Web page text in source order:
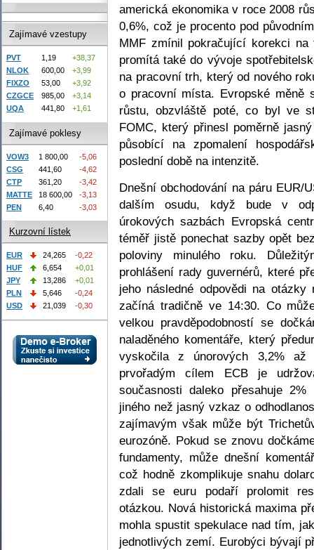
americká ekonomika v roce 2008
0,6%, což je procento pod
MMF zmínil pokračující korekci
promítá také do vývoje
na pracovní trh, který od nového
o pracovní místa. Evropské
růstu, obzvláště poté, co byl ve
FOMC, který přinesl poměrně
působící na zpomalení
poslední době na intenzitě.
Dnešní obchodování na páru EUR/
dalším osudu, když bude v
úrokových sazbách Evropská
téměř jistě ponechat sazby opět
poloviny minulého roku.
prohlášení rady guvernérů, které
jeho následné odpovědi na
začíná tradičně ve 14:30. Co
velkou pravděpodobností se
naladěného komentáře, který
vyskočila z únorových 3,2%
prvořadým cílem ECB je
současnosti daleko přesahuje
jiného než jasný vzkaz o
zajímavým však může být
eurozóně. Pokud se znovu
fundamenty, může dnešní
což hodně zkomplikuje snahu
zdali se euru podaří prolomit
otázkou. Nová historická maxima
mohla spustit spekulace nad tím,
jednotlivých zemí. Eurobýci bývají
Zajímavé vzestupy
PVT 1,19
+38,37
NLOK
600,00
+3,99
FIXZO
53,00
+3,92
CZGCE
985,00
+3,14
UQA
441,80 +1,61
Zajímavé poklesy
VOW3 1 800,00
-5,06
CSG
441,60
-4,62
CTP
361,20
-3,42
MATTE
18 600,00
-3,13
PEN
6,40 -3,03
Kurzovní lístek
EUR 24,265
-0,22
HUF
6,654
+0,01
JPY
13,286
+0,01
PLN
5,646
-0,24
USD
21,039 -0,30